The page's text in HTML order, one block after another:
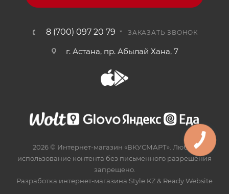
8 (700) 097 20 79 ЗАКАЗАТЬ ЗВОНОК
г. Астана, пр. Абылай Хана, 7
2026 © Интернет-магазин «ВКУСМАРТ». Любое
использование контента без письменного разрешения
запрещено.
Разработка интернет-магазина Style.KZ& Ready.Website